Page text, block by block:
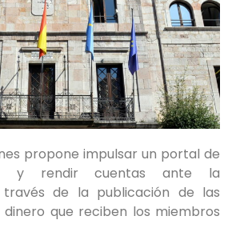
propone impulsar un portal de
y rendir cuentas ante la
de la publicación de las
dinero que reciben los miembros